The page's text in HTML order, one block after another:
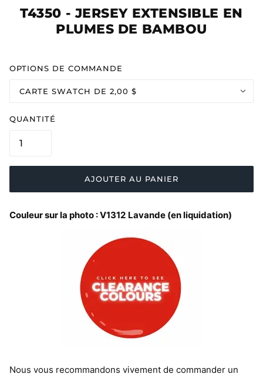
T4350 - JERSEY EXTENSIBLE EN
PLUMES DE BAMBOU
OPTIONS DE COMMANDE
CARTE SWATCH DE 2,00 $
QUANTITÉ
AJOUTER AU PANIER
Couleur sur la photo :V1312 Lavande (en liquidation)
Nous vous recommandons vivement de commander un